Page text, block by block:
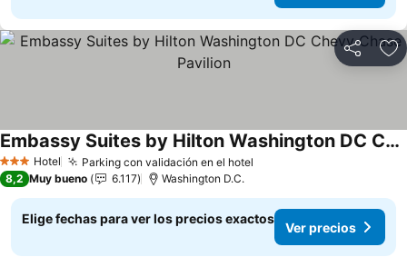
Compartir
3 Estrellas
Hotel Parking con validación en el hotel
Embassy Suites by Hilton Washington DC Chevy Chase Pavilion
Ver precios
8,2 Muy bueno 6.117 Washington D.C.
Elige fechas para ver los precios exactos
Ver precios